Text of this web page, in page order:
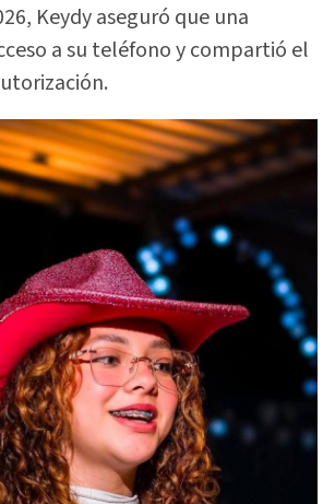
Keydy aseguró que una
a su teléfono y compartió el